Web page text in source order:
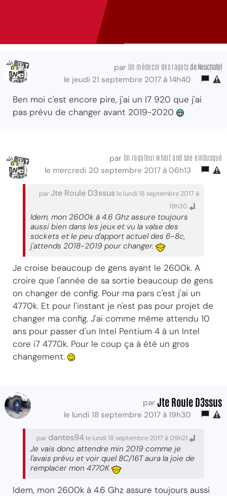
par Un médecin des ragots de Neuchatel
le jeudi 21 septembre 2017 à 14h40
Ben moi c'est encore pire, j'ai un I7 920 que j'ai
pas prévu de changer avant 2019-2020
par Un ragoteur whait and see embusqué
le mercredi 20 septembre 2017 à 06h13
parJte Roule D3ssus le lundi 18 septembre 2017 à
19h30
Idem, mon 2600k à 4.6 Ghz assure toujours
aussi bien dans les jeux et vu la valse des
sockets et le peu d'apport actuel des 6-8c,
j'attends 2018-2019 pour changer.
Je croise beaucoup de gens ayant le 2600k. A
croire que l'année de sa sortie beaucoup de gens
on changer de config. Pour ma pars c'est j'ai un
4770k. Et pour l'instant je n'est pas pour projet de
changer ma config. J'ai comme même attendu 10
ans pour passer d'un Intel Pentium 4 à un Intel
core i7 4770k. Pour le coup ça à été un gros
changement.
par Jte Roule D3ssus
le lundi 18 septembre 2017 à 19h30
par dantes94 le lundi 18 septembre 2017 à 09h21
Je vais donc attendre min 2019 comme je
l'avais prévu et voir quel 8C/16T aura la joie de
remplacer mon 4770K
Idem, mon 2600k à 4.6 Ghz assure toujours aussi